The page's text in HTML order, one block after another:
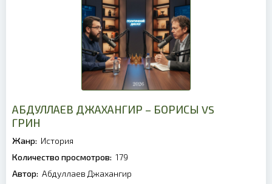
АБДУЛЛАЕВ ДЖАХАНГИР – БОРИСЫ VS
ГРИН
Жанр: История
Количество просмотров: 179
Автор: Абдуллаев Джахангир